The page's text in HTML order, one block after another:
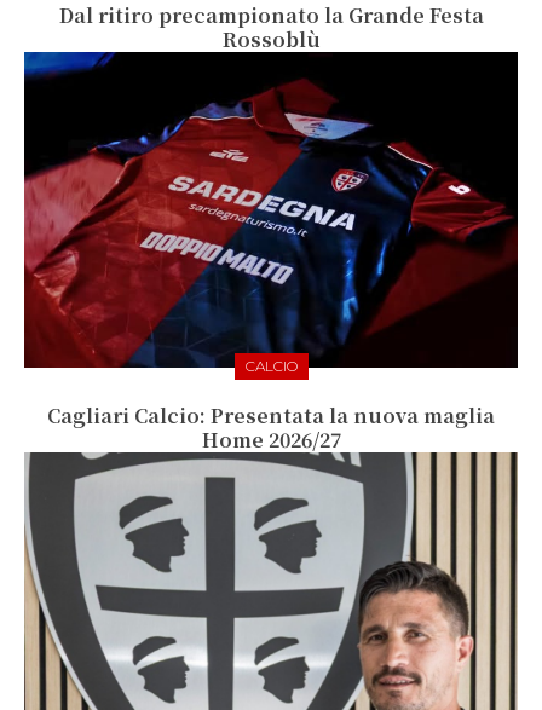
Dal ritiro precampionato la Grande Festa
Rossoblù
CALCIO
Cagliari Calcio: Presentata la nuova maglia
Home 2026/27